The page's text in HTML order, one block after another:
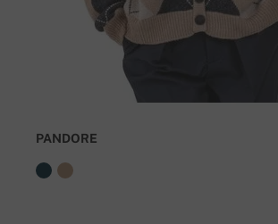
PANDORE